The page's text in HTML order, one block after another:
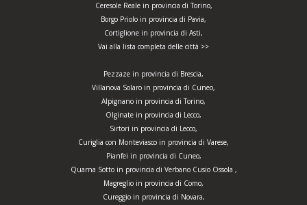
Ceresole Reale in provincia di Torino,
Borgo Priolo in provincia di Pavia,
Cortiglione in provincia di Asti,
Vai alla lista completa delle città >>
Pezzaze in provincia di Brescia,
Villanova Solaro in provincia di Cuneo,
Alpignano in provincia di Torino,
Olginate in provincia di Lecco,
Sirtori in provincia di Lecco,
Curiglia con Monteviasco in provincia di Varese,
Pianfei in provincia di Cuneo,
Quarna Sotto in provincia di Verbano Cusio Ossola ,
Magreglio in provincia di Como,
Cureggio in provincia di Novara,